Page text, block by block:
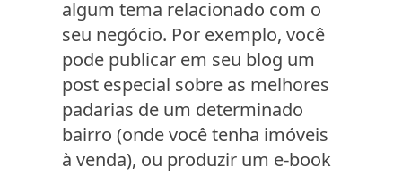
algum tema relacionado com o
seu negócio. Por exemplo, você
pode publicar em seu blog um
post especial sobre as melhores
padarias de um determinado
bairro (onde você tenha imóveis
à venda), ou produzir um e-book